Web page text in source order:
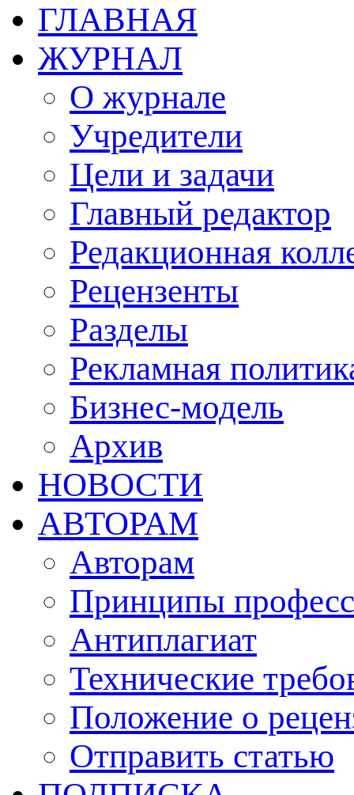
ГЛАВНАЯ
ЖУРНАЛ
О журнале
Учредители
Цели и задачи
Главный редактор
Редакционная
Рецензенты
Разделы
Рекламная
Бизнес-модель
Архив
НОВОСТИ
АВТОРАМ
Авторам
Принципы
Антиплагиат
Технические
Положение о
Отправить статью